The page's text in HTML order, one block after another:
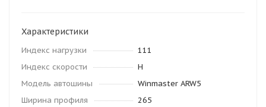
Характеристики
Индекс нагрузки
111
Индекс скорости
H
Модель автошины
Winmaster ARW5
Ширина профиля
265
недели
plait.ru